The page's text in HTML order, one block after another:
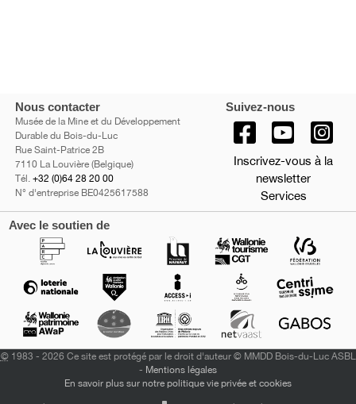
Nous contacter
Musée de la Mine et du Développement
Durable du Bois-du-Luc
Rue Saint-Patrice 2B
7110 La Louvière (Belgique)
Tél. +32 (0)64 28 20 00
N° d'entreprise BE0425617588
Suivez-nous
Inscrivez-vous à la
newsletter
Services
Avec le soutien de
©1983 - 2026 Ce site est protégé par le droit d'auteur © MMDD Bois-du-Luc ASBL
- Mentions légales
En savoir plus sur notre politique vie privée et cookies